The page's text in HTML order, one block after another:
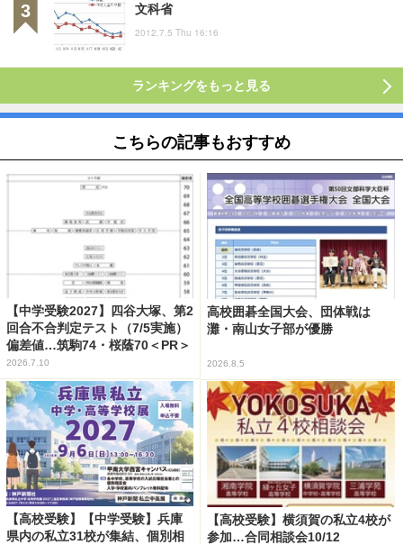
文科省
2012.7.5 Thu 16:16
ランキングをもっと見る
こちらの記事もおすすめ
【中学受験2027】四谷大塚、第2
回合不合判定テスト（7/5実施）
偏差値…筑駒74・桜蔭70＜PR＞
2026.7.10
高校囲碁全国大会、団体戦は
灘・南山女子部が優勝
2026.8.5
【高校受験】【中学受験】兵庫
県内の私立31校が集結、個別相
【高校受験】横須賀の私立4校が
参加…合同相談会10/12